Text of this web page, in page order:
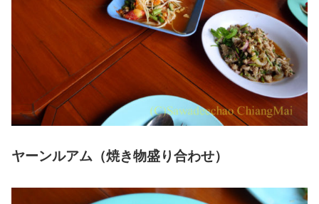
ヤーンルアム（焼き物盛り合わせ）